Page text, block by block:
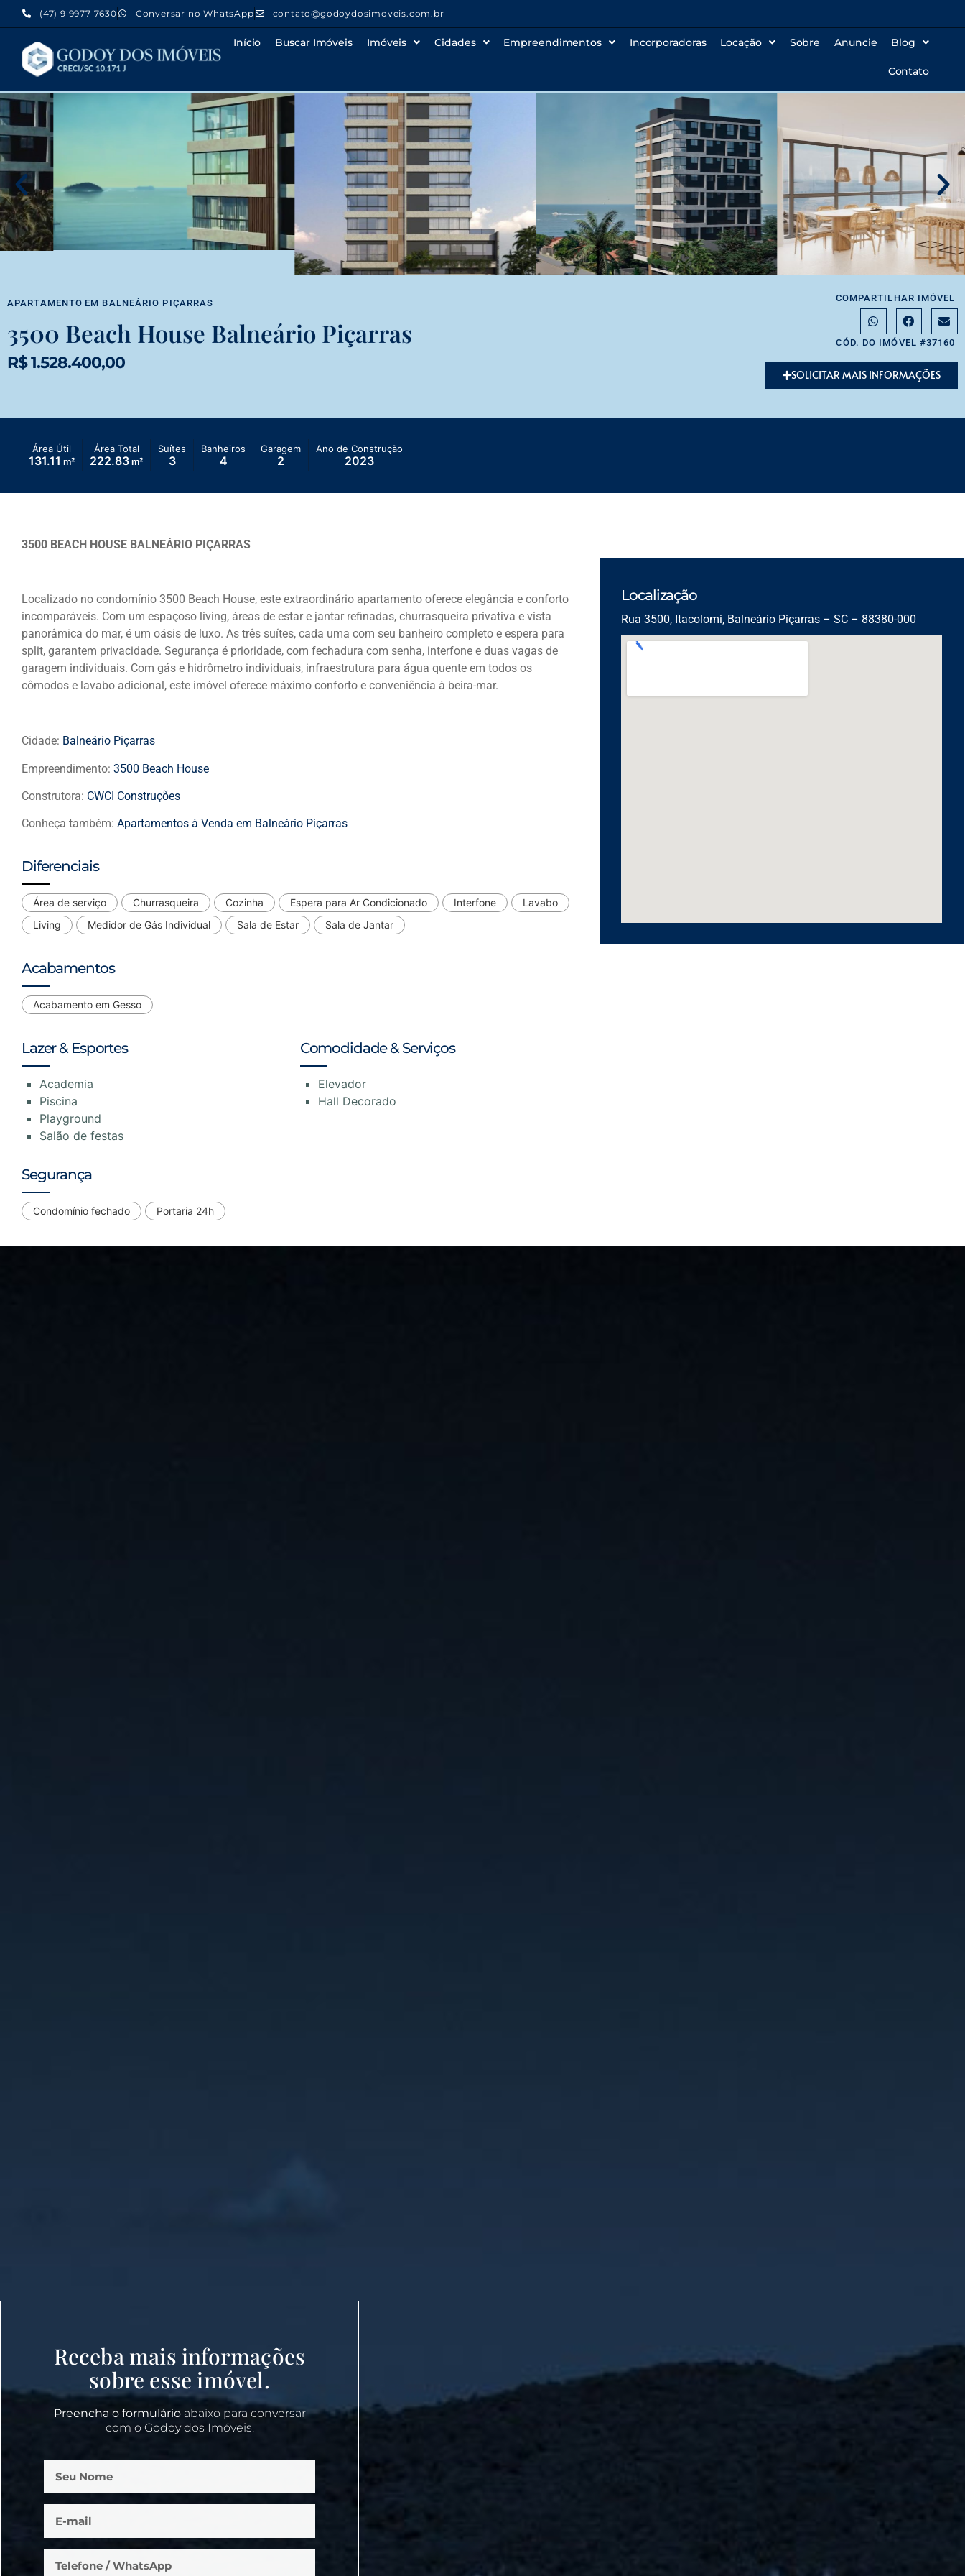
(47) 9 9977 7630 Conversar no WhatsApp contato@godoydosimoveis.com.br
Início Buscar Imóveis Imóveis Cidades Empreendimentos Incorporadoras Locação Sobre Anuncie Blog
Contato
APARTAMENTO EM BALNEÁRIO PIÇARRAS
3500 Beach House Balneário Piçarras
R$ 1.528.400,00
COMPARTILHAR IMÓVEL
CÓD. DO IMÓVEL #37160
SOLICITAR MAIS INFORMAÇÕES
Área Útil
131.11 m²
Área Total
222.83 m²
Suítes
3
Banheiros
4
Garagem
2
Ano de Construção
2023
3500 BEACH HOUSE BALNEÁRIO PIÇARRAS
Localizado no condomínio 3500 Beach House, este extraordinário apartamento oferece elegância e conforto
incomparáveis. Com um espaçoso living, áreas de estar e jantar refinadas, churrasqueira privativa e vista
panorâmica do mar, é um oásis de luxo. As três suítes, cada uma com seu banheiro completo e espera para
split, garantem privacidade. Segurança é prioridade, com fechadura com senha, interfone e duas vagas de
garagem individuais. Com gás e hidrômetro individuais, infraestrutura para água quente em todos os
cômodos e lavabo adicional, este imóvel oferece máximo conforto e conveniência à beira-mar.
Cidade: Balneário Piçarras
Empreendimento: 3500 Beach House
Construtora: CWCI Construções
Conheça também: Apartamentos à Venda em Balneário Piçarras
Diferenciais
Área de serviço Churrasqueira Cozinha Espera para Ar Condicionado Interfone
Lavabo
Living
Medidor de Gás Individual Sala de Estar Sala de Jantar
Acabamentos
Acabamento em Gesso
Lazer & Esportes
Academia
Piscina
Playground
Salão de festas
Comodidade & Serviços
Elevador
Hall Decorado
Segurança
Condomínio fechado Portaria 24h
Localização
Rua 3500, Itacolomi, Balneário Piçarras – SC – 88380-000
Receba mais informações
sobre esse imóvel.
Preencha o formulárioabaixo para conversar
com o Godoy dos Imóveis.